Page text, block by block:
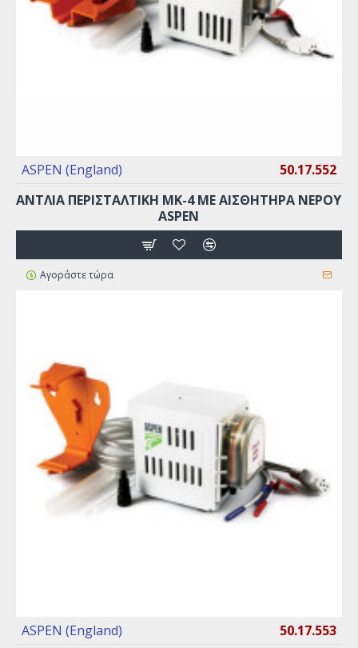
ASPEN (England)
50.17.552
ΑΝΤΛΙΑ ΠΕΡΙΣΤΑΛΤΙΚΗ ΜΚ-4 ΜΕ ΑΙΣΘΗΤΉΡΑ ΝΕΡΟΎ
ASPEN
Αγοράστε τώρα
ASPEN (England) 50.17.553